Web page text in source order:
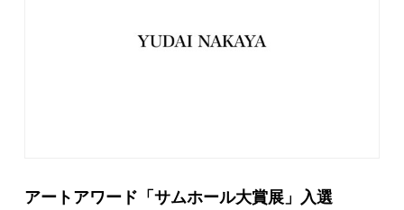
アートアワード「サムホール大賞展」入選